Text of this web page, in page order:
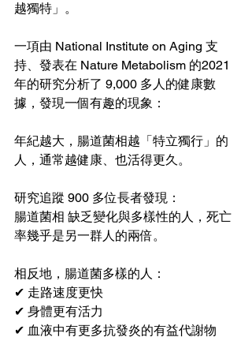
越獨特」。
一項由 National Institute on Aging 支
持、發表在 Nature Metabolism 的2021
年的研究分析了 9,000 多人的健康數
據，發現一個有趣的現象：
年紀越大，腸道菌相越「特立獨行」的
人，通常越健康、也活得更久。
研究追蹤 900 多位長者發現：
腸道菌相 缺乏變化與多樣性的人，死亡
率幾乎是另一群人的兩倍。
相反地，腸道菌多樣的人：
✔ 走路速度更快
✔ 身體更有活力
✔ 血液中有更多抗發炎的有益代謝物